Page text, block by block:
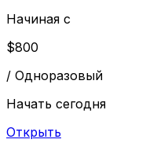
Начиная с
$800
/ Одноразовый
Начать сегодня
Открыть